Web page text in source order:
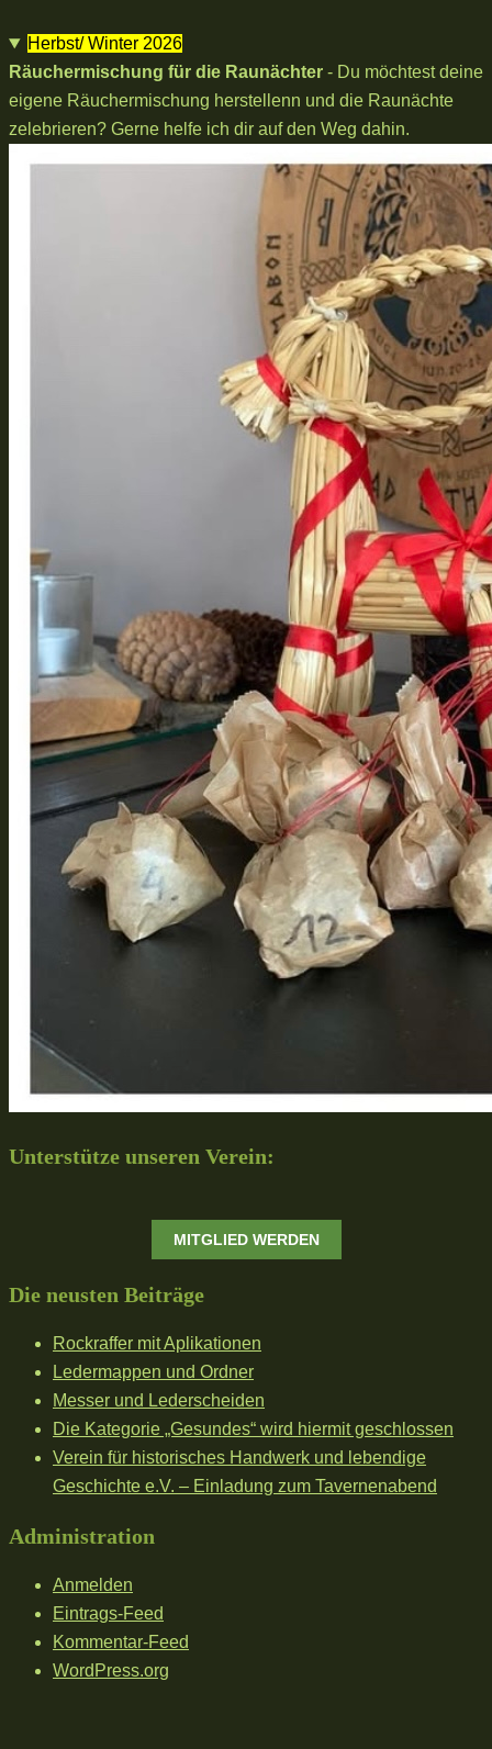
Herbst/ Winter 2026
Räuchermischung für die Raunächter - Du möchtest deine
eigene Räuchermischung herstellenn und die Raunächte
zelebrieren? Gerne helfe ich dir auf den Weg dahin.
Unterstütze unseren Verein:
MITGLIED WERDEN
Die neusten Beiträge
Rockraffer mit Aplikationen
Ledermappen und Ordner
Messer und Lederscheiden
Die Kategorie „Gesundes“ wird hiermit geschlossen
Verein für historisches Handwerk und lebendige
Geschichte e.V. – Einladung zum Tavernenabend
Administration
Anmelden
Eintrags-Feed
Kommentar-Feed
WordPress.org